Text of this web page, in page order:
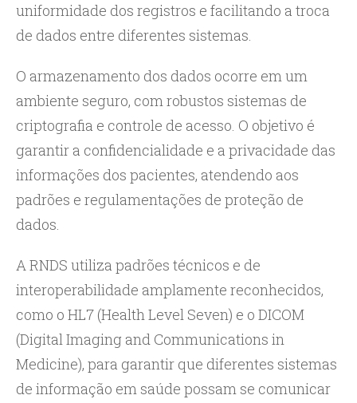
uniformidade dos registros e facilitando a troca
de dados entre diferentes sistemas.
O armazenamento dos dados ocorre em um
ambiente seguro, com robustos sistemas de
criptografia e controle de acesso. O objetivo é
garantir a confidencialidade e a privacidade das
informações dos pacientes, atendendo aos
padrões e regulamentações de proteção de
dados.
A RNDS utiliza padrões técnicos e de
interoperabilidade amplamente reconhecidos,
como o HL7 (Health Level Seven) e o DICOM
(Digital Imaging and Communications in
Medicine), para garantir que diferentes sistemas
de informação em saúde possam se comunicar